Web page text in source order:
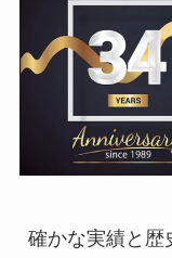
確かな実績と歴